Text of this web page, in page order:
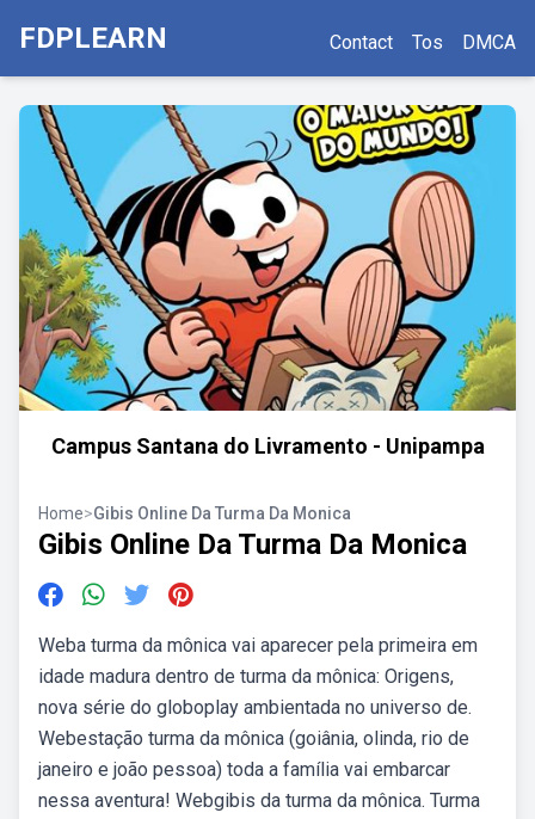
FDPLEARN Contact Tos DMCA
Campus Santana do Livramento - Unipampa
Home>Gibis Online Da Turma Da Monica
Gibis Online Da Turma Da Monica
Weba turma da mônica vai aparecer pela primeira em
idade madura dentro de turma da mônica: Origens,
nova série do globoplay ambientada no universo de.
Webestação turma da mônica (goiânia, olinda, rio de
janeiro e joão pessoa) toda a família vai embarcar
nessa aventura! Webgibis da turma da mônica. Turma